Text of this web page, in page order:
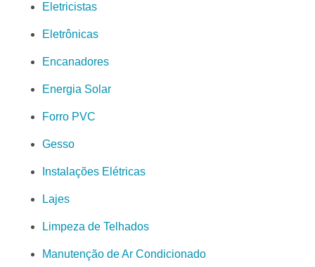
Eletricistas
Eletrônicas
Encanadores
Energia Solar
Forro PVC
Gesso
Instalações Elétricas
Lajes
Limpeza de Telhados
Manutenção de Ar Condicionado